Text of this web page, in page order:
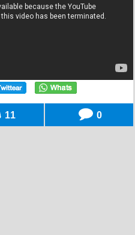
11 0